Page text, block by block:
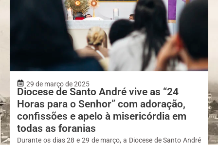
29 de março de 2025
Diocese de Santo André vive as “24
Horas para o Senhor” com adoração,
confissões e apelo à misericórdia em
todas as foranias
Durante os dias 28 e 29 de março, a Diocese de Santo André